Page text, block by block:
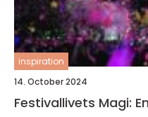
inspiration
14. October 2024
Festivallivets Magi: